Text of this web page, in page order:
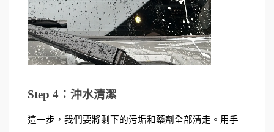
Step 4：沖水清潔
這一步，我們要將剩下的污垢和藥劑全部清走。用手